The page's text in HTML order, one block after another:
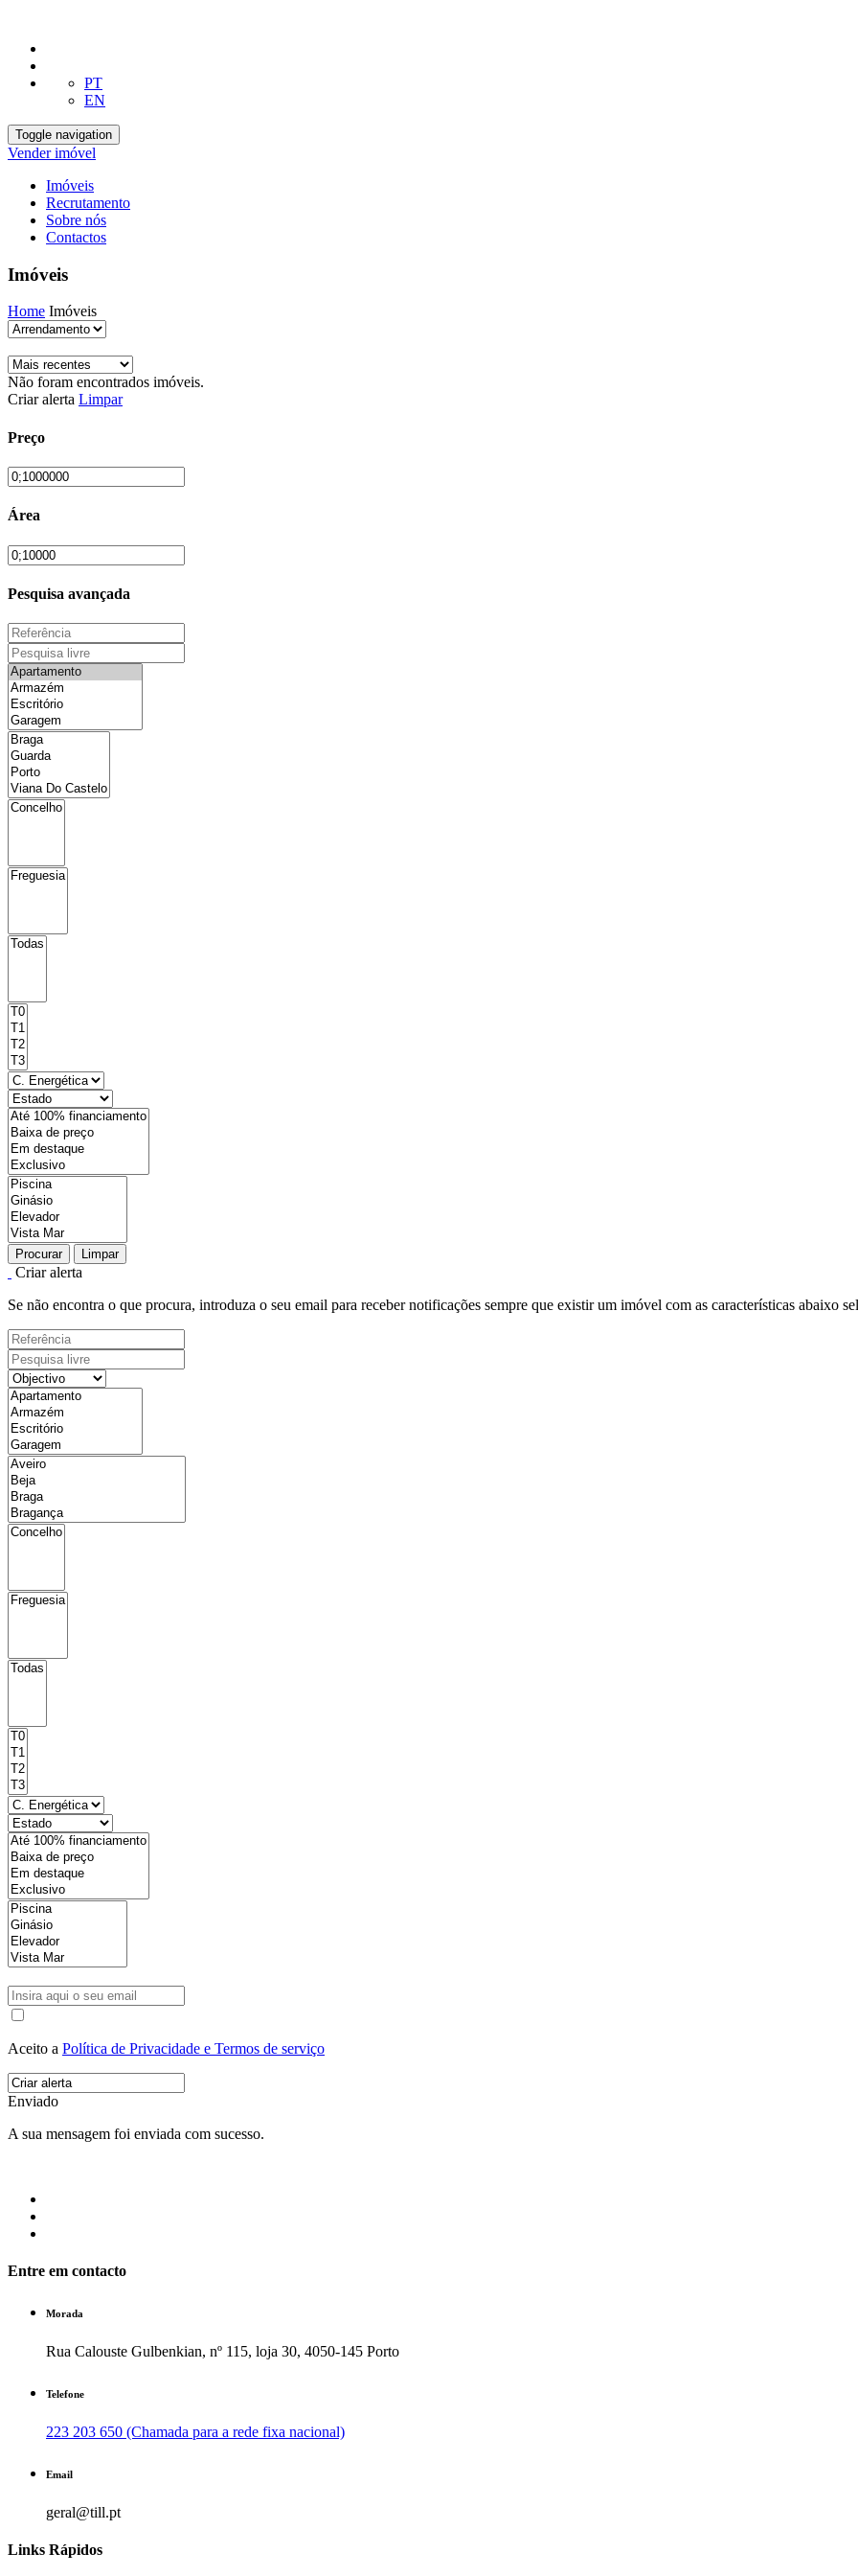
PT
EN
Toggle navigation
Vender imóvel
Imóveis
Recrutamento
Sobre nós
Contactos
Imóveis
Home Imóveis
Não foram encontrados imóveis.
Criar alerta Limpar
Preço
Área
Pesquisa avançada
Procurar Limpar
Criar alerta
Se não encontra o que procura, introduza o seu email para receber notificações sempre que existir um imóvel com as características abaixo
Aceito a Política de Privacidade e Termos de serviço
Enviado
A sua mensagem foi enviada com sucesso.
Entre em contacto
Morada
Rua Calouste Gulbenkian, nº 115, loja 30, 4050-145 Porto
Telefone
223 203 650 (Chamada para a rede fixa nacional)
Email
geral@till.pt
Links Rápidos